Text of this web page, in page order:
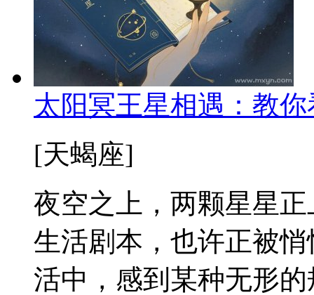
太阳冥王星相遇：教
[天蝎座]
夜空之上，两颗星星
生活剧本，也许正被
活中，感到某种无形